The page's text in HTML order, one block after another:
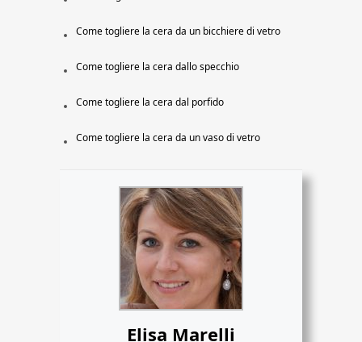
Come togliere la cera da un bicchiere di vetro
Come togliere la cera dallo specchio
Come togliere la cera dal porfido
Come togliere la cera da un vaso di vetro
Elisa Marelli